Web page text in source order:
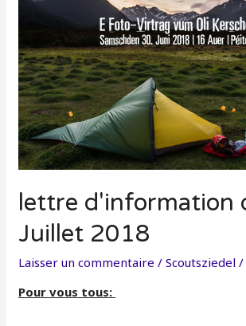
lettre d'information
Juillet 2018
Laisser un commentaire /Scoutsziedel /
Pour vous tous: